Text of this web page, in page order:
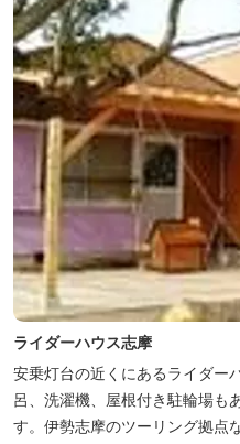
ライダーハウス志摩
安乗灯台の近くにあるライダー
呂、洗濯機、屋根付き駐輪場も
す。伊勢志摩のツーリング拠点